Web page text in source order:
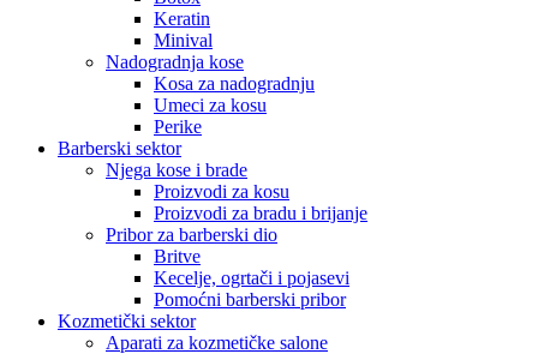
Keratin
Minival
Nadogradnja kose
Kosa za nadogradnju
Umeci za kosu
Perike
Barberski sektor
Njega kose i brade
Proizvodi za kosu
Proizvodi za bradu i brijanje
Pribor za barberski dio
Britve
Kecelje, ogrtači i pojasevi
Pomoćni barberski pribor
Kozmetički sektor
Aparati za kozmetičke salone